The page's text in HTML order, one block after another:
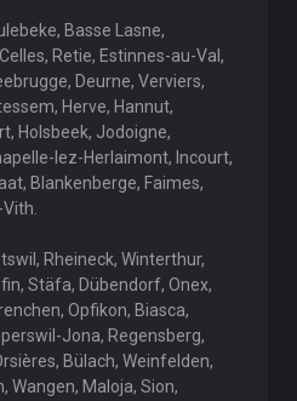
Basse Lasne,
Retie, Estinnes-au-Val,
Deurne, Verviers,
Herve, Hannut,
Holsbeek, Jodoigne,
lez-Herlaimont, Incourt,
Blankenberge, Faimes,
Rheineck, Winterthur,
Stäfa, Dübendorf, Onex,
Opfikon, Biasca,
Jona, Regensberg,
Bülach, Weinfelden,
Maloja, Sion,